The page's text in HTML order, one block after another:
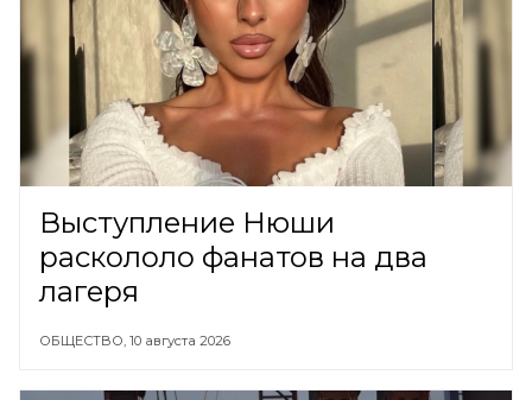
Выступление Нюши
раскололо фанатов на два
лагеря
ОБЩЕСТВО, 10 августа 2026